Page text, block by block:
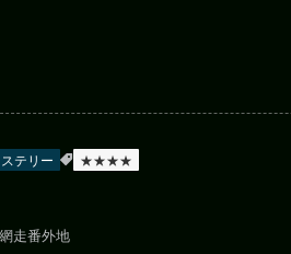
ステリー ★★★★
網走番外地